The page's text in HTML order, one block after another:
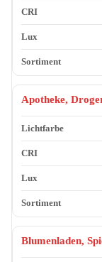
Apotheke,
Blumenladen,